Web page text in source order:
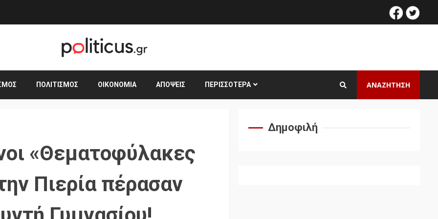
facebook
ΠΟΛΙΤΙΣΜΌΣ ΟΙΚΟΝΟΜΊΑ ΑΠΌΨΕΙΣ ΠΕΡΙΣΣΌΤΕΡΑ ΑΝΑΖΗΤΗΣΗ
«Θεματοφύλακες
Πιερία πέρασαν
Δημοφιλή